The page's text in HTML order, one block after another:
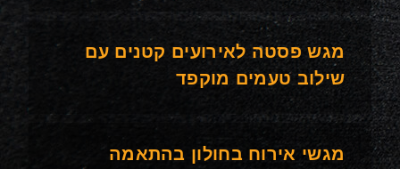
מגש פסטה לאירועים קטנים עם
שילוב טעמים מוקפד
מגשי אירוח בחולון בהתאמה